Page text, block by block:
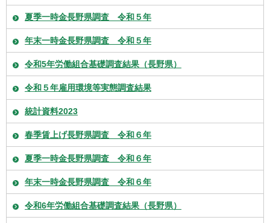
夏季一時金長野県調査 令和５年
年末一時金長野県調査 令和５年
令和5年労働組合基礎調査結果（長野県）
令和５年雇用環境等実態調査結果
統計資料2023
春季賃上げ長野県調査 令和６年
夏季一時金長野県調査 令和６年
年末一時金長野県調査 令和６年
令和6年労働組合基礎調査結果（長野県）